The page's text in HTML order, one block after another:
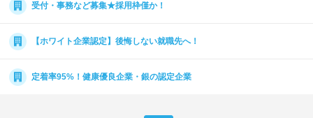
受付・事務など募集★採用枠僅か！
【ホワイト企業認定】後悔しない就職先へ！
定着率95%！健康優良企業・銀の認定企業